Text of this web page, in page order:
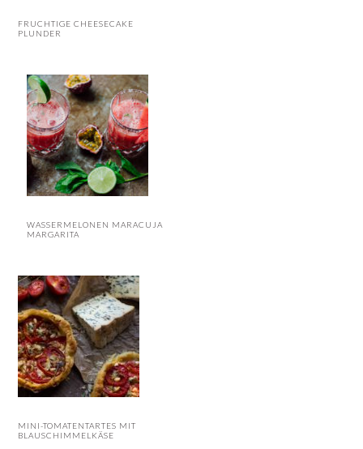
FRUCHTIGE CHEESECAKE
PLUNDER
WASSERMELONEN MARACUJA
MARGARITA
MINI-TOMATENTARTES MIT
BLAUSCHIMMELKÄSE